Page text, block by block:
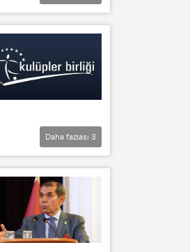
Daha fazlası 3